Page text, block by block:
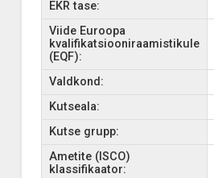
EKR tase:
Viide Euroopa
kvalifikatsiooniraamistikule
(EQF):
Valdkond:
Kutseala:
Kutse grupp:
Ametite (ISCO)
klassifikaator: